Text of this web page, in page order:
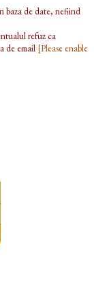
baza de date, nefiind
refuz ca
de email [Please enable